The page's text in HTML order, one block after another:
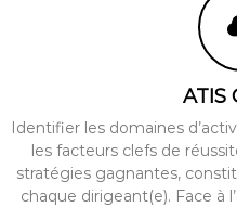
ATIS
Identifier les domaines
les facteurs clefs de
stratégies gagnantes,
chaque dirigeant(e). Face à